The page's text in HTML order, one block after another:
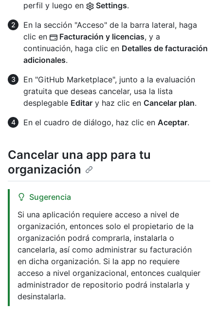
perfil y luego en
Settings.
En la sección "Acceso" de la barra lateral, haga
clic en
Facturación y licencias, y a
continuación, haga clic en Detalles de facturación
adicionales.
En "GitHub Marketplace", junto a la evaluación
gratuita que deseas cancelar, usa la lista
desplegable Editar y haz clic en Cancelar plan.
En el cuadro de diálogo, haz clic en Aceptar.
Cancelar una app para tu
organización
Sugerencia
Si una aplicación requiere acceso a nivel de
organización, entonces solo el propietario de la
organización podrá comprarla, instalarla o
cancelarla, así como administrar su facturación
en dicha organización. Si la app no requiere
acceso a nivel organizacional, entonces cualquier
administrador de repositorio podrá instalarla y
desinstalarla.